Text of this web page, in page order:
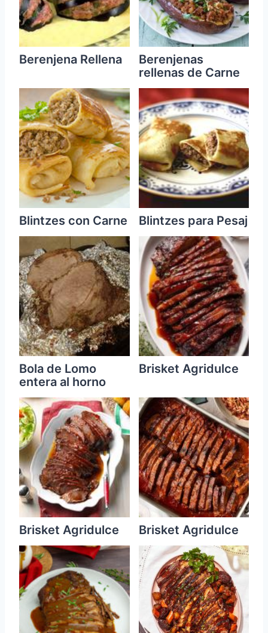
Berenjena Rellena
Berenjenas
rellenas de Carne
Blintzes con Carne Blintzes para Pesaj
Bola de Lomo
entera al horno
Brisket Agridulce
Brisket Agridulce Brisket Agridulce